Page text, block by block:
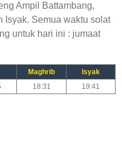
Ampil Battambang,
Isyak. Semua waktu solat
untuk hari ini : jumaat
Maghrib
Isyak
18:31 19:41